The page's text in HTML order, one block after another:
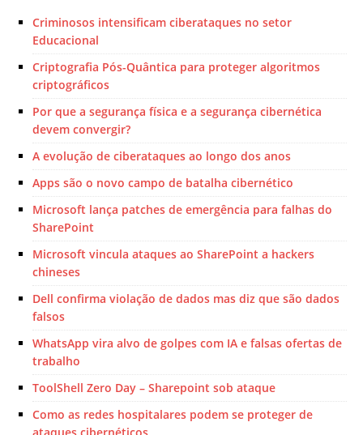
Criminosos intensificam ciberataques no setor
Educacional
Criptografia Pós-Quântica para proteger algoritmos
criptográficos
Por que a segurança física e a segurança cibernética
devem convergir?
A evolução de ciberataques ao longo dos anos
Apps são o novo campo de batalha cibernético
Microsoft lança patches de emergência para falhas do
SharePoint
Microsoft vincula ataques ao SharePoint a hackers
chineses
Dell confirma violação de dados mas diz que são dados
falsos
WhatsApp vira alvo de golpes com IA e falsas ofertas de
trabalho
ToolShell Zero Day – Sharepoint sob ataque
Como as redes hospitalares podem se proteger de
ataques cibernéticos